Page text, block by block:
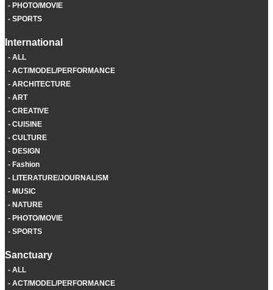
PHOTO/MOVIE
SPORTS
International
ALL
ACT/MODEL/PERFORMANCE
ARCHITECTURE
ART
CREATIVE
CUISINE
CULTURE
DESIGN
Fashion
LITERATURE/JOURNALISM
MUSIC
NATURE
PHOTO/MOVIE
SPORTS
Sanctuary
ALL
ACT/MODEL/PERFORMANCE